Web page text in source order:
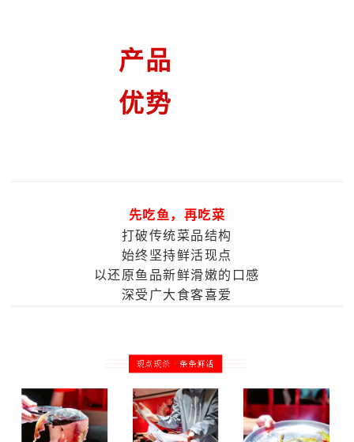
产品
优势
先吃鱼，再吃菜
打破传统菜品结构
始终坚持鲜活现点
以还原鱼品新鲜滑嫩的口感
深受广大食客喜爱